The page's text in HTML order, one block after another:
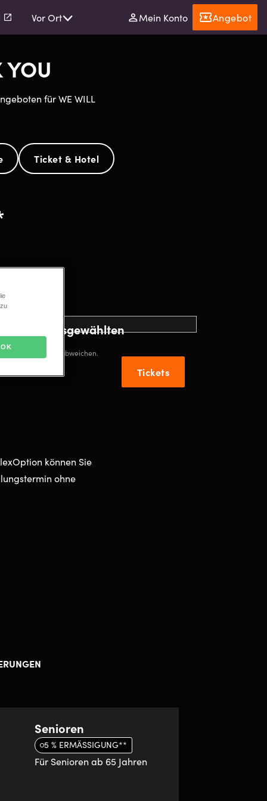
Vor Ort Mein Konto Angebot
für WE WILL
Ticket & Hotel
von der ausgewählten
Tickets
Veranstaltung abweichen.
können Sie
ohne
Senioren
5 % ERMÄSSIGUNG**
Für Senioren ab 65 Jahren
OK